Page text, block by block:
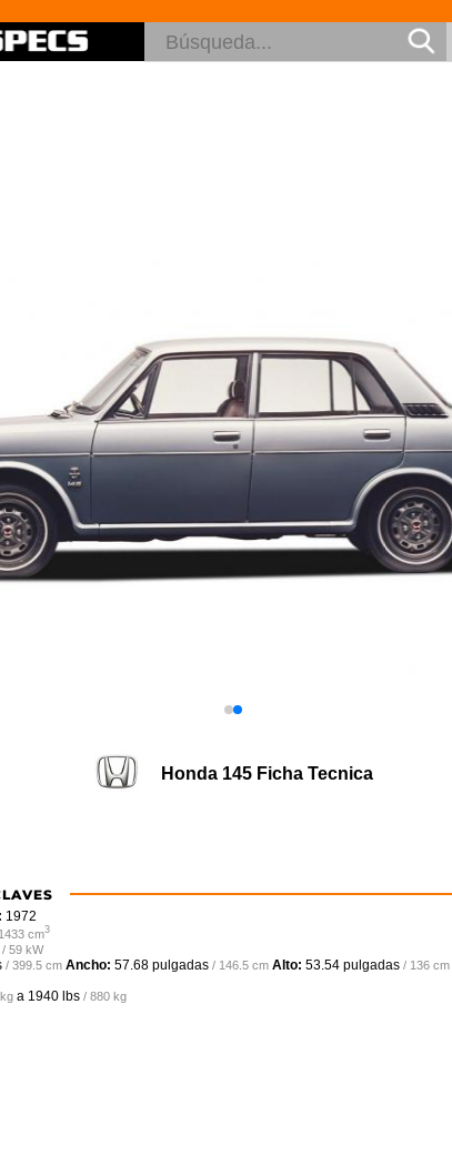
Honda 145 Ficha Tecnica
1972
cm3
/ 59 kW
/ 399.5 cm Ancho: 57.68 pulgadas / 146.5 cm Alto: 53.54 pulgadas / 136 cm
a 1940 lbs / 880 kg